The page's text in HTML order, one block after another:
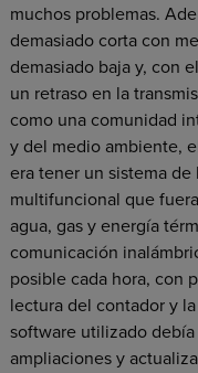
muchos problemas.
demasiado corta con
demasiado baja y, con
un retraso en la
como una comunidad
y del medio ambiente,
era tener un sistema
multifuncional que
agua, gas y energía
comunicación
posible cada hora, con
lectura del contador y
software utilizado
ampliaciones y